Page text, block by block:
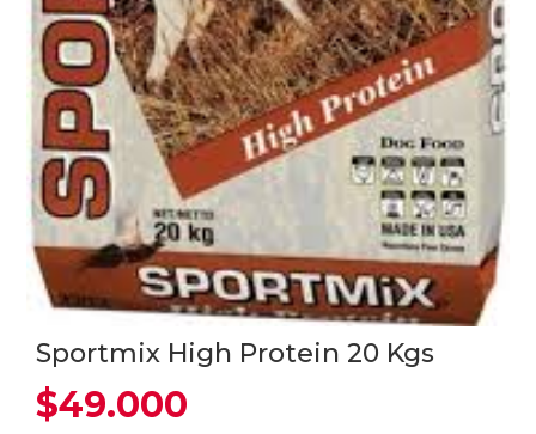
Sportmix High Protein 20 Kgs
$49.000